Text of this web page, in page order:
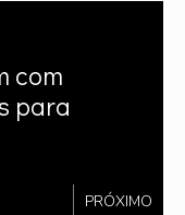
com
para
PRÓXIMO